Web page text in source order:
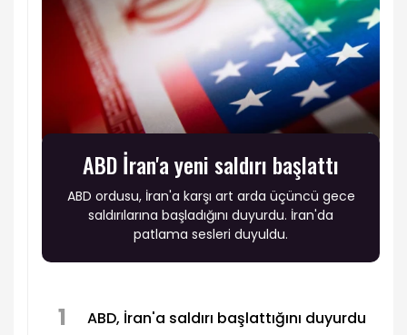
ABD İran'a yeni saldırı başlattı
ABD ordusu, İran'a karşı art arda üçüncü gece
saldırılarına başladığını duyurdu. İran'da
patlama sesleri duyuldu.
1 ABD, İran'a saldırı başlattığını duyurdu